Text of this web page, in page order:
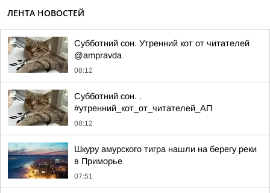
ЛЕНТА НОВОСТЕЙ
Субботний сон. Утренний кот от читателей
@ampravda
08:12
Субботний сон. .
#утренний_кот_от_читателей_АП
08:12
Шкуру амурского тигра нашли на берегу реки
в Приморье
07:51